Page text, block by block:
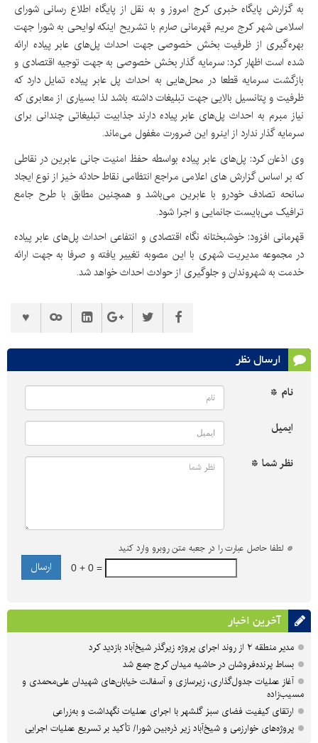
به گزارش پایگاه خبری کرج امروز و به نقل از پایگاه اطلاع رسانی شورای
اسلامی شهر کرج مریم قهرمانی صارم با تشریح اینکه لوایحی به شورا جهت
بهره‌گیری از ظرفیت بخش خصوصی جهت احداث پل‌های عابر پیاده ارائه
شده است اظهار کرد: سرمایه گذار بخش خصوصی به جهت توجیه اقتصادی و
بازگشت سرمایه قطعا در محل‌هایی به احداث پل عابر پیاده تمایل دارد که
ظرفیت و پتانسیل بالایی جهت تبلیغات داشته باشد لذا بسیاری از معابری که
نیاز مبرم به احداث پل‌های عابر پیاده دارند جذابیت تبلیغاتی چندانی برای
سرمایه گذار ندارد از اینرو این ضرورت مغفول می‌ماند.
وی اذعان کرد: پل‌های عابر پیاده بواسطه حفظ امنیت جانی عابرین در نقاطی
که بر اساس گزارش های اعلامی مراجع انتظامی نقاط حادثه خیز از نوع ایجاد
سانحه تصادف خودرو با عابرین می‌باشد و همچنین مطابق با طرح جامع
ترافیک می‌بایست جانمایی و اجرا شود.
قهرمانی افزود: خوشبختانه نگاه اقتصادی و انتفاعی احداث پل‌های عابر پیاده
در مجموعه مدیریت شهری با این مصوبه تغییر یافته و صرفا به جهت ارائه
خدمت به شهروندان و جلوگیری از حوادث احداث خواهد شد.
ارسال نظر
نام *
ایمیل
نظر شما *
* لطفا حاصل عبارت را در جعبه متن روبرو وارد کنید
0 + 0 =
آخرین اخبار
مدیر منطقه ۲ از روند اجرای پروژه زیرگذر شیخ‌آباد بازدید کرد
بساط پرنده‌فروشان در حاشیه میدان کرج جمع شد
آغاز عملیات جدول‌گذاری، زیرسازی و آسفالت خیابان‌های شهیدان علی‌محمدی و
مسیب‌زاده
ارتقای کیفیت فضای سبز گلشهر با اجرای عملیات نگهداشت و به‌زراعی
پروژه‌های خوارزمی و شیخ‌آباد زیر ذره‌بین شورا/ تأکید بر تسریع عملیات اجرایی